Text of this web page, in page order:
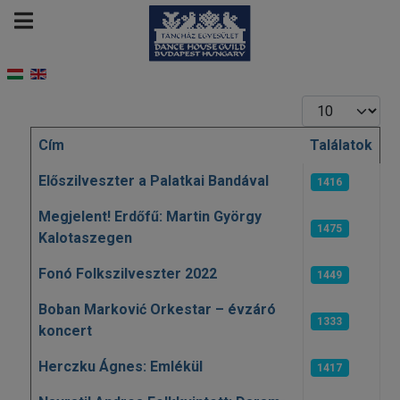
Tételek #
Cikkek
Cím Találatok
Előszilveszter a Palatkai Bandával 1416
Megjelent! Erdőfű: Martin György
Kalotaszegen
1475
Fonó Folkszilveszter 2022 1449
Boban Marković Orkestar – évzáró
koncert
1333
Herczku Ágnes: Emlékül 1417